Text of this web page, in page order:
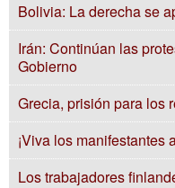
Bolivia: La derecha se
Irán: Continúan las
Gobierno
Grecia, prisión para los
¡Viva los manifestantes
Los trabajadores